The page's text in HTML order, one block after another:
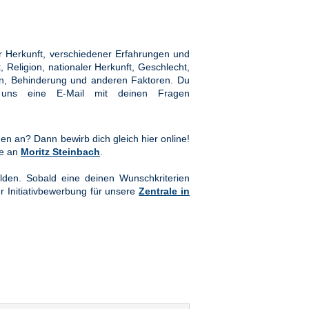
verschiedener Erfahrungen und
nationaler Herkunft, Geschlecht,
Behinderung und anderen Faktoren. Du
eine E-Mail mit deinen Fragen
an? Dann bewirb dich gleich hier online!
an Moritz Steinbach
Sobald eine deinen Wunschkriterien
Initiativbewerbung für unsereZentrale in